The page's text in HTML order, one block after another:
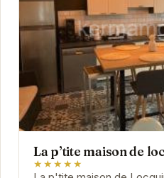
La p’tite maison de
★★★★★